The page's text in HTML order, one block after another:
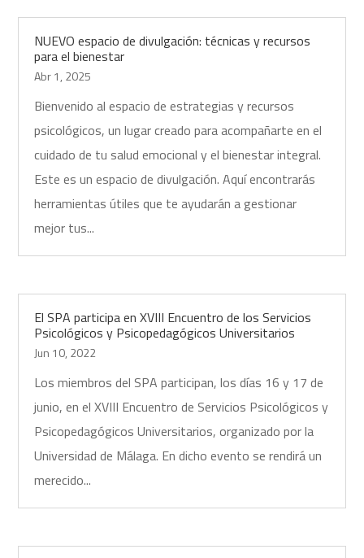
NUEVO espacio de divulgación: técnicas y recursos
para el bienestar
Abr 1, 2025
Bienvenido al espacio de estrategias y recursos
psicológicos, un lugar creado para acompañarte en el
cuidado de tu salud emocional y el bienestar integral.
Este es un espacio de divulgación. Aquí encontrarás
herramientas útiles que te ayudarán a gestionar
mejor tus...
El SPA participa en XVIII Encuentro de los Servicios
Psicológicos y Psicopedagógicos Universitarios
Jun 10, 2022
Los miembros del SPA participan, los días 16 y 17 de
junio, en el XVIII Encuentro de Servicios Psicológicos y
Psicopedagógicos Universitarios, organizado por la
Universidad de Málaga. En dicho evento se rendirá un
merecido...